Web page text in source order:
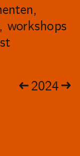
2024